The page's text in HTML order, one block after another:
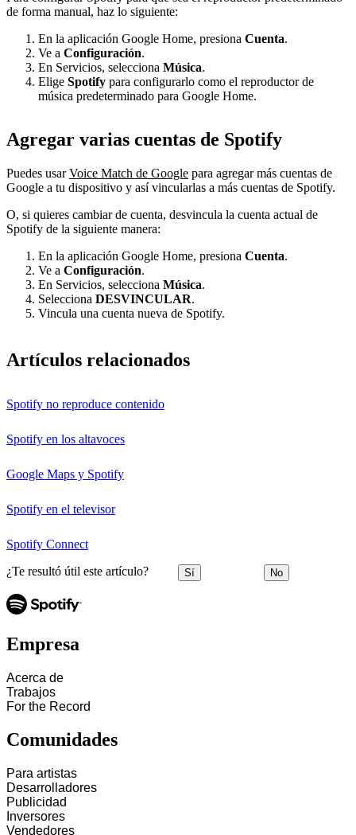
de forma manual, haz lo siguiente:
En la aplicación Google Home, presiona Cuenta.
Ve a Configuración.
En Servicios, selecciona Música.
Elige Spotify para configurarlo como el reproductor de
música predeterminado para Google Home.
Agregar varias cuentas de Spotify
Puedes usarVoice Match de Google para agregar más cuentas de
Google a tu dispositivo y así vincularlas a más cuentas de Spotify.
O, si quieres cambiar de cuenta, desvincula la cuenta actual de
Spotify de la siguiente manera:
En la aplicación Google Home, presiona Cuenta.
Ve a Configuración.
En Servicios, selecciona Música.
Selecciona DESVINCULAR.
Vincula una cuenta nueva de Spotify.
Artículos relacionados
Spotify no reproduce contenido
Spotify en los altavoces
Google Maps y Spotify
Spotify en el televisor
Spotify Connect
¿Te resultó útil este artículo? Sí No
Empresa
Acerca de
Trabajos
For the Record
Comunidades
Para artistas
Desarrolladores
Publicidad
Inversores
Vendedores